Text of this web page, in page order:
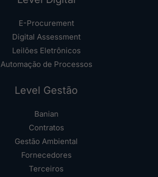
E-Procurement
Digital Assessment
Leilões Eletrônicos
Automação de Processos
Level Gestão
Banian
Contratos
Gestão Ambiental
Fornecedores
Terceiros